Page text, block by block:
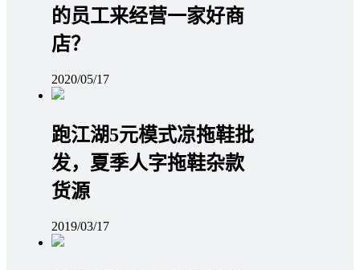
的员工来经营一家好商
店？
2020/05/17
跑江湖5元模式凉拖鞋批
发，夏季人字拖鞋杂款
货源
2019/03/17